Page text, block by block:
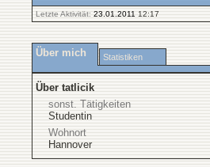
Letzte Aktivität: 23.01.2011 12:17
Über mich Statistiken
Über tatlicik
sonst. Tätigkeiten
Studentin
Wohnort
Hannover